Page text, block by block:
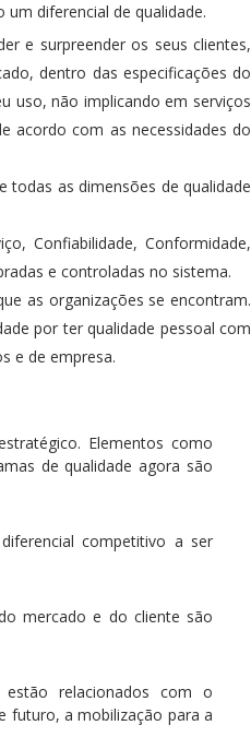
diferencial de qualidade.
e surpreender os seus clientes,
dentro das especificações do
uso, não implicando em serviços
acordo com as necessidades do
todas as dimensões de qualidade
Confiabilidade, Conformidade,
e controladas no sistema.
as organizações se encontram.
por ter qualidade pessoal com
e de empresa.
Elementos como
de qualidade agora são
competitivo a ser
mercado e do cliente são
relacionados com o
futuro, a mobilização para a